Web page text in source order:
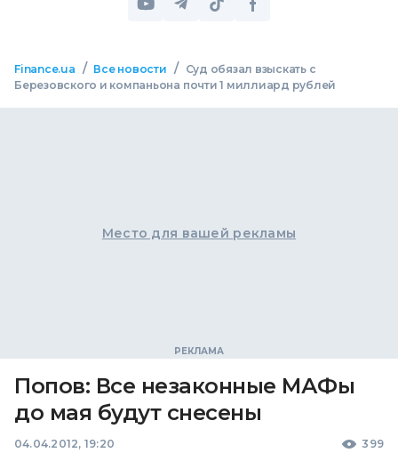
Finance.ua / Все новости /
Суд обязал взыскать с
Березовского и компаньона почти 1 миллиард рублей
Место для вашей рекламы
Попов: Все незаконные МАФы
до мая будут снесены
04.04.2012, 19:20 399